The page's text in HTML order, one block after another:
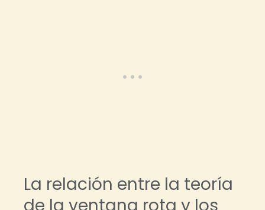
La relación entre la teoría